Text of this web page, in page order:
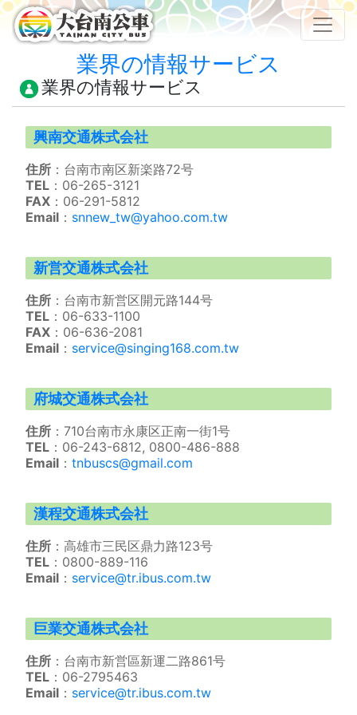
業界の情報サービス
業界の情報サービス
興南交通株式会社
住所 ：台南市南区新楽路72号
TEL ：06-265-3121
FAX ：06-291-5812
Email ： snnew_tw@yahoo.com.tw
新営交通株式会社
住所 ：台南市新営区開元路144号
TEL ：06-633-1100
FAX ：06-636-2081
Email ： service@singing168.com.tw
府城交通株式会社
住所 ：710台南市永康区正南一街1号
TEL ：06-243-6812, 0800-486-888
Email ：tnbuscs@gmail.com
漢程交通株式会社
住所 ：高雄市三民区鼎力路123号
TEL ：0800-889-116
Email ： service@tr.ibus.com.tw
巨業交通株式会社
住所 ：台南市新営區新運二路861号
TEL ：06-2795463
Email ： service@tr.ibus.com.tw